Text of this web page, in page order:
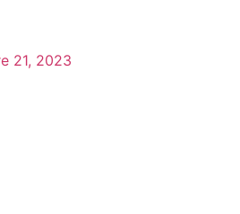
21, 2023